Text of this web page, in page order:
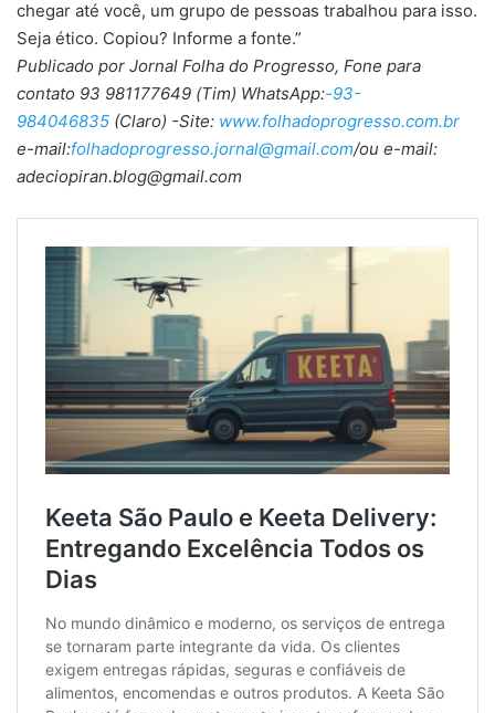
chegar até você, um grupo de pessoas trabalhou para isso.
Seja ético. Copiou? Informe a fonte.”
Publicado por Jornal Folha do Progresso, Fone para
contato 93 981177649 (Tim) WhatsApp:-93-
984046835 (Claro) -Site: www.folhadoprogresso.com.br
e-mail:folhadoprogresso.jornal@gmail.com/ou e-mail:
adeciopiran.blog@gmail.com